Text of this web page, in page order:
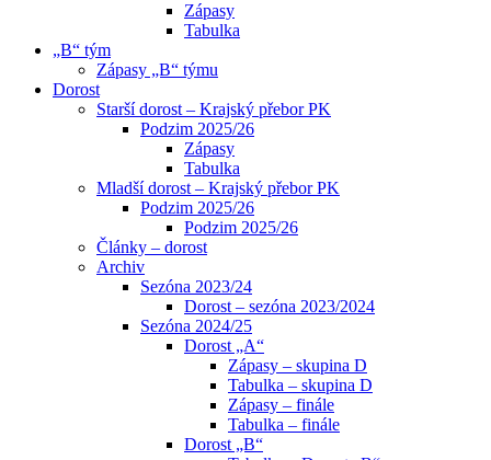
Zápasy
Tabulka
„B“ tým
Zápasy „B“ týmu
Dorost
Starší dorost – Krajský přebor PK
Podzim 2025/26
Zápasy
Tabulka
Mladší dorost – Krajský přebor PK
Podzim 2025/26
Podzim 2025/26
Články – dorost
Archiv
Sezóna 2023/24
Dorost – sezóna 2023/2024
Sezóna 2024/25
Dorost „A“
Zápasy – skupina D
Tabulka – skupina D
Zápasy – finále
Tabulka – finále
Dorost „B“